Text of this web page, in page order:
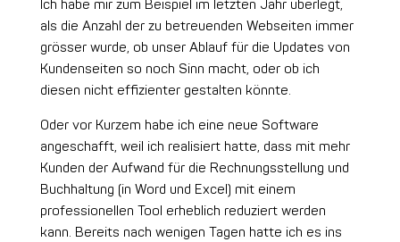
Ich habe mir zum Beispiel im letzten Jahr überlegt,
als die Anzahl der zu betreuenden Webseiten immer
grösser wurde, ob unser Ablauf für die Updates von
Kundenseiten so noch Sinn macht, oder ob ich
diesen nicht effizienter gestalten könnte.
Oder vor Kurzem habe ich eine neue Software
angeschafft, weil ich realisiert hatte, dass mit mehr
Kunden der Aufwand für die Rechnungsstellung und
Buchhaltung (in Word und Excel) mit einem
professionellen Tool erheblich reduziert werden
kann. Bereits nach wenigen Tagen hatte ich es ins